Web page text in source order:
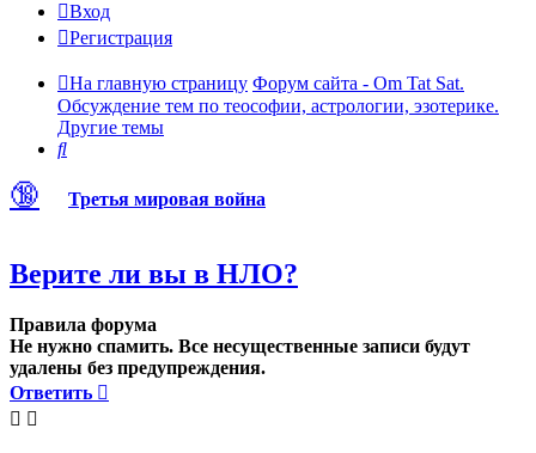
Вход
Регистрация
На главную страницу Форум сайта - Om Tat Sat.
Обсуждение тем по теософии, астрологии, эзотерике.
Другие темы
Поиск
🔞 Третья мировая война
Верите ли вы в НЛО?
Правила форума
Не нужно спамить. Все несущественные записи будут
удалены без предупреждения.
Ответить